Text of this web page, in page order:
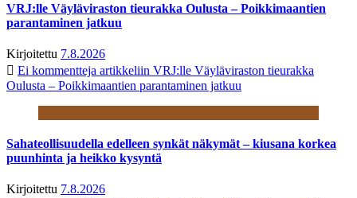
VRJ:lle Väyläviraston tieurakka Oulusta – Poikkimaantien
parantaminen jatkuu
Kirjoitettu 7.8.2026
Ei kommentteja artikkeliin VRJ:lle Väyläviraston tieurakka
Oulusta – Poikkimaantien parantaminen jatkuu
Sahateollisuudella edelleen synkät näkymät – kiusana korkea
puunhinta ja heikko kysyntä
Kirjoitettu 7.8.2026